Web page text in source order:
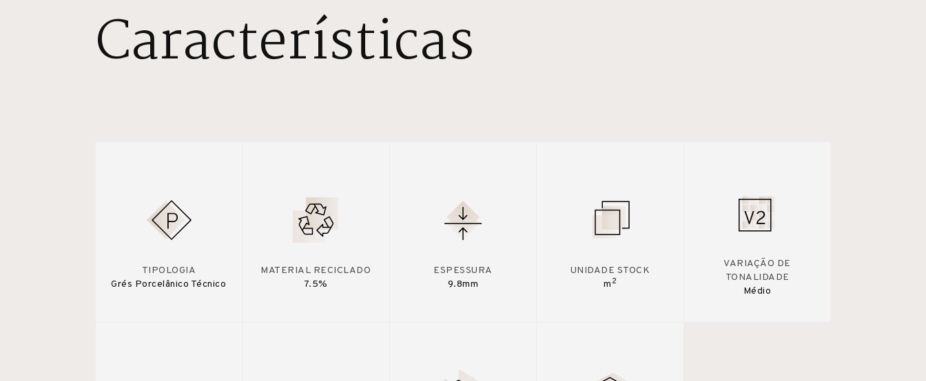
Características
TIPOLOGIA
Grés Porcelânico Técnico
MATERIAL RECICLADO
7.5%
ESPESSURA
9.8mm
UNIDADE STOCK
m 2
VARIAÇÃO DE
TONALIDADE
Médio